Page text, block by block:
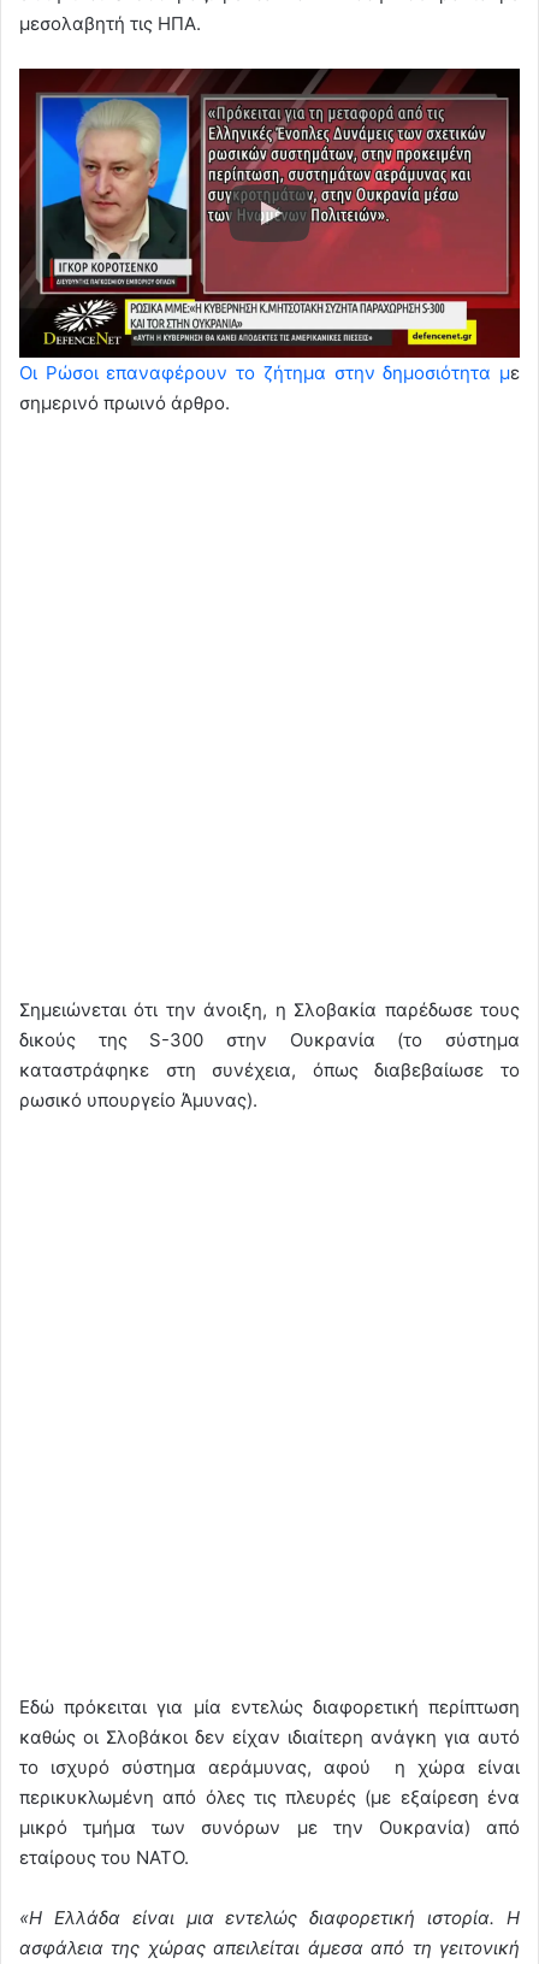
μεσολαβητή τις ΗΠΑ.
Οι Ρώσοι επαναφέρουν το ζήτημα στην δημοσιότητα με
σημερινό πρωινό άρθρο.
Σημειώνεται ότι την άνοιξη, η Σλοβακία παρέδωσε τους
δικούς της S-300 στην Ουκρανία (το σύστημα
καταστράφηκε στη συνέχεια, όπως διαβεβαίωσε το
ρωσικό υπουργείο Άμυνας).
Εδώ πρόκειται για μία εντελώς διαφορετική περίπτωση
καθώς οι Σλοβάκοι δεν είχαν ιδιαίτερη ανάγκη για αυτό
το ισχυρό σύστημα αεράμυνας, αφού η χώρα είναι
περικυκλωμένη από όλες τις πλευρές (με εξαίρεση ένα
μικρό τμήμα των συνόρων με την Ουκρανία) από
εταίρους του ΝΑΤΟ.
«Η Ελλάδα είναι μια εντελώς διαφορετική ιστορία. Η
ασφάλεια της χώρας απειλείται άμεσα από τη γειτονική